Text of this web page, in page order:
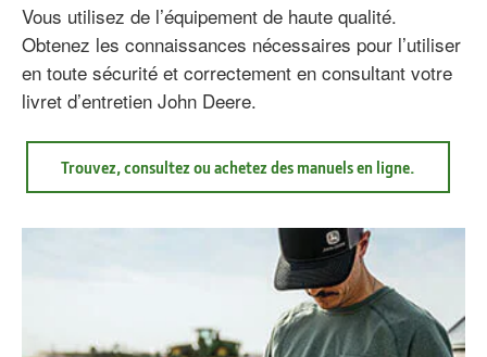
Vous utilisez de l’équipement de haute qualité.
Obtenez les connaissances nécessaires pour l’utiliser
en toute sécurité et correctement en consultant votre
livret d’entretien John Deere.
Trouvez, consultez ou achetez des manuels en ligne.
de